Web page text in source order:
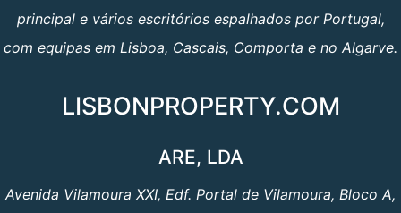
principal e vários escritórios espalhados por Portugal,
com equipas em Lisboa, Cascais, Comporta e no Algarve.
LISBONPROPERTY.COM
ARE, LDA
Avenida Vilamoura XXI, Edf. Portal de Vilamoura, Bloco A,